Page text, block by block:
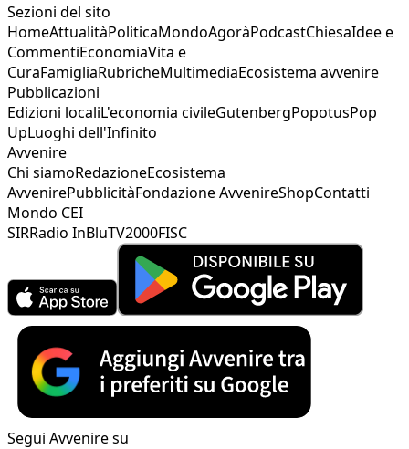
Sezioni del sito
HomeAttualitàPoliticaMondoAgoràPodcastChiesaIdee e
CommentiEconomiaVita e
CuraFamigliaRubricheMultimediaEcosistema avvenire
Pubblicazioni
Edizioni localiL'economia civileGutenbergPopotusPop
UpLuoghi dell'Infinito
Avvenire
Chi siamoRedazioneEcosistema
AvvenirePubblicitàFondazione AvvenireShopContatti
Mondo CEI
SIRRadio InBluTV2000FISC
Segui Avvenire su